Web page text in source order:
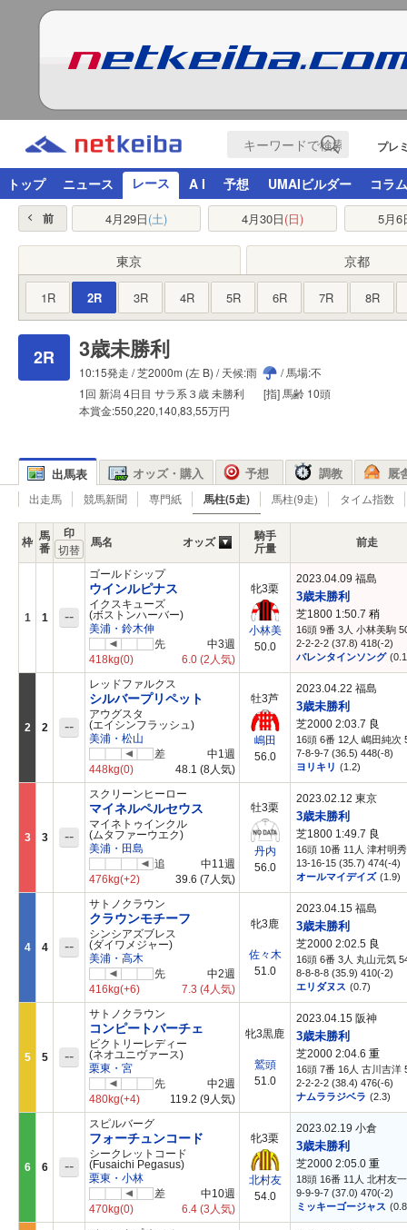
プレ
トップ ニュース レース A I 予想 UMAIビルダー コラム
前 4月29日(土) 4月30日(日) 5月6
東京 京都
1R 2R 3R 4R 5R 6R 7R 8R
2R 3歳未勝利
10:15発走 /芝2000m (左 B) / 天候:雨
/ 馬場:不
1回 新潟4日目 サラ系３歳未勝利 [指] 馬齢 10頭
本賞金:550,220,140,83,55万円
出馬表 オッズ・購入 予想 調教 厩
出走馬 競馬新聞 専門紙 馬柱(5走) 馬柱(9走) タイム指数
枠 馬
番
印
馬名 オッズ
騎手
斤量
前走
1 1 --
ゴールドシップ
ウインルピナス
イクスキューズ
(ボストンハーバー)
美浦・鈴木伸
先
中3週
418kg(0) 6.0 (2人気)
牝3栗
小林美
50.0
2023.04.09 福島
3歳未勝利
芝1800 1:50.7 稍
16頭 9番 3人 小林美駒
2-2-2-2 (37.8) 418(-2)
バレンタインソング
2 2 --
レッドファルクス
シルバープリペット
アウグスタ
(エイシンフラッシュ)
美浦・松山
差
中1週
448kg(0) 48.1 (8人気)
牡3芦
嶋田
56.0
2023.04.22 福島
3歳未勝利
芝2000 2:03.7 良
16頭 6番 12人 嶋田純次
7-8-9-7 (36.5) 448(-8)
ヨリキリ (1.2)
3 3 --
スクリーンヒーロー
マイネルペルセウス
マイネトゥインクル
(ムタファーウエク)
美浦・田島
追
中11週
476kg(+2) 39.6 (7人気)
牡3栗
丹内
56.0
2023.02.12 東京
3歳未勝利
芝1800 1:49.7 良
16頭 10番 11人 津村明
13-16-15 (35.7) 474(-4)
オールマイデイズ (1.9)
4 4 --
サトノクラウン
クラウンモチーフ
シンシアズブレス
(ダイワメジャー)
美浦・高木
先
中2週
416kg(+6) 7.3 (4人気)
牝3鹿
佐々木
51.0
2023.04.15 福島
3歳未勝利
芝2000 2:02.5 良
16頭 6番 3人 丸山元気
8-8-8-8 (35.9) 410(-2)
エリダヌス (0.7)
5 5 --
サトノクラウン
コンピートバーチェ
ビクトリーレディー
(ネオユニヴァース)
栗東・宮
先
中2週
480kg(+4) 119.2 (9人気)
牝3黒鹿
鷲頭
51.0
2023.04.15 阪神
3歳未勝利
芝2000 2:04.6 重
16頭 7番 16人 古川吉洋
2-2-2-2 (38.4) 476(-6)
ナムララジベラ (2.3)
6 6 --
スピルバーグ
フォーチュンコード
シークレットコード
(Fusaichi Pegasus)
栗東・小林
差
中10週
470kg(0) 6.4 (3人気)
牝3栗
北村友
54.0
2023.02.19 小倉
3歳未勝利
芝2000 2:05.0 重
18頭 16番 11人 北村友
9-9-9-7 (37.0) 470(-2)
ミッキーゴージャス